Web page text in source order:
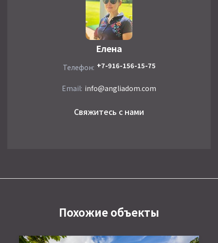
Елена
Телефон: +7-916-156-15-75
Email: info@angliadom.com
Свяжитесь с нами
Похожие объекты